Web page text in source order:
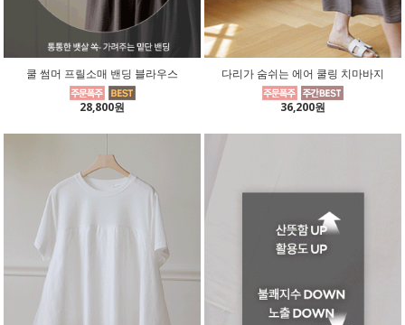
쿨 썸머 프릴소매 밴딩 블라우스
28,800원
다리가 숨쉬는 에어 쿨링 치마바지
36,200원